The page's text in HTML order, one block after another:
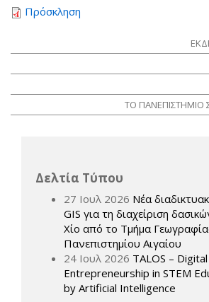
Πρόσκληση
ΤΟ ΠΑΝΕΠΙΣΤΗΜΙΟ
Δελτία Τύπου
27 Ιουλ 2026 Νέα
GIS για τη διαχείριση
Χίο από το Τμήμα
Πανεπιστημίου Αιγαίου
24 Ιουλ 2026 TALOS – Digital
Entrepreneurship in STEM
by Artificial Intelligence